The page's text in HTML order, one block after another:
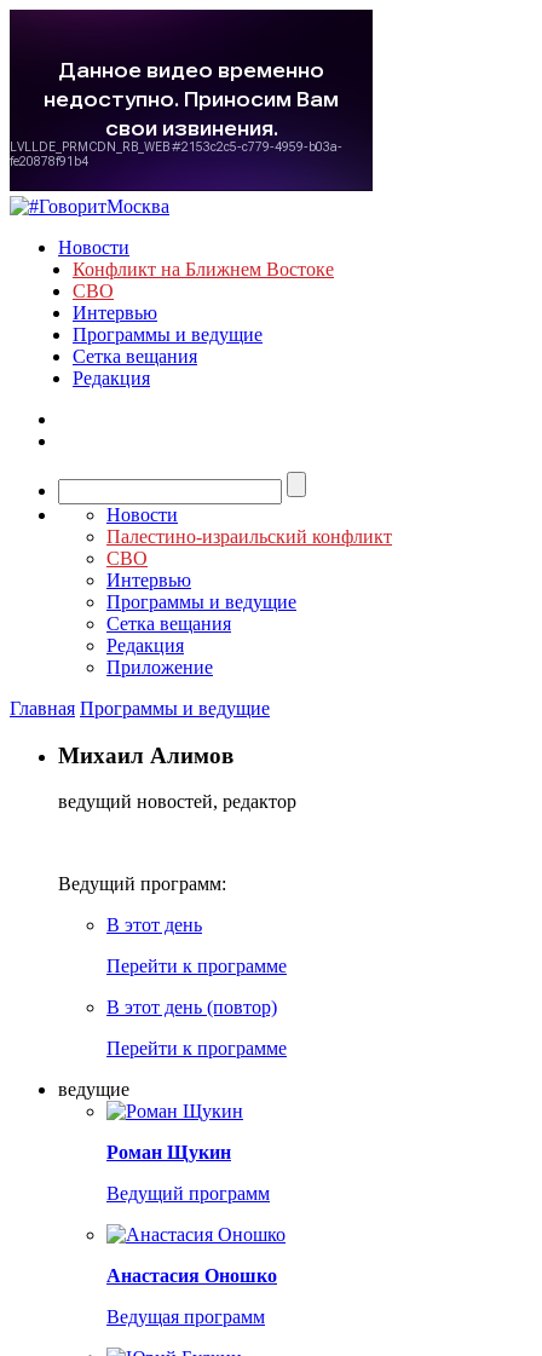
Новости
Конфликт на Ближнем Востоке
СВО
Интервью
Программы и ведущие
Сетка вещания
Редакция
Новости
Палестино-израильский конфликт
СВО
Интервью
Программы и ведущие
Сетка вещания
Редакция
Приложение
Главная Программы и ведущие
Михаил Алимов
ведущий новостей, редактор
Ведущий программ:
В этот день
Перейти к программе
В этот день (повтор)
Перейти к программе
ведущие
Роман Щукин
Ведущий программ
Анастасия Оношко
Ведущая программ